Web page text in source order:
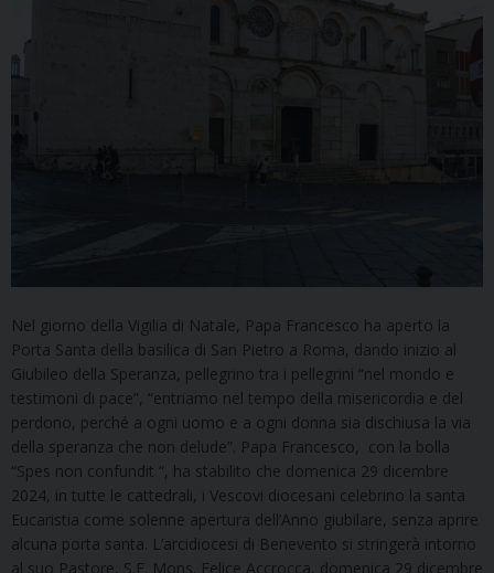
Nel giorno della Vigilia di Natale, Papa Francesco ha aperto la
Porta Santa della basilica di San Pietro a Roma, dando inizio al
Giubileo della Speranza, pellegrino tra i pellegrini “nel mondo e
testimoni di pace”, “entriamo nel tempo della misericordia e del
perdono, perché a ogni uomo e a ogni donna sia dischiusa la via
della speranza che non delude”. Papa Francesco, con la bolla
“Spes non confundit “, ha stabilito che domenica 29 dicembre
2024, in tutte le cattedrali, i Vescovi diocesani celebrino la santa
Eucaristia come solenne apertura dell’Anno giubilare, senza aprire
alcuna porta santa. L’arcidiocesi di Benevento si stringerà intorno
al suo Pastore, S.E. Mons. Felice Accrocca, domenica 29 dicembre